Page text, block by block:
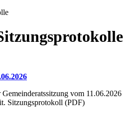
vom 11.06.2026
Sitzungsprotokoll (PDF)